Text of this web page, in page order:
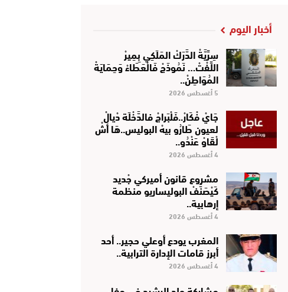
أخبار اليوم
سِرِّيَّةْ الدَّرَكْ المَلَكِي بِمِيرْ
اللِّفْتْ… نَمُوذَجْ فَالْعَطَاءْ وَحِمَايَةْ
المُوَاطِنْ..
5 أغسطس 2026
جَايْ فْكَارْ..فَلْبَراجْ فالدَّخْلَة دْيالْ
لعيون طَارُو بيهْ البوليس..هَا أشْ
لْقَاوْ عَنْدُو..
4 أغسطس 2026
مشروع قانون أميركي جْديد
كَيْصَنَّفْ البوليساريو منظمة
إرهابية..
4 أغسطس 2026
المغرب يودع أوعلي حجير.. أحد
أبرز قامات الإدارة الترابية..
4 أغسطس 2026